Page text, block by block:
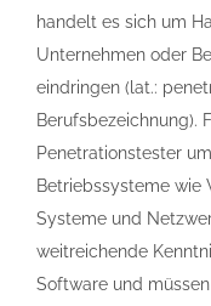
handelt es sich um
Unternehmen oder
eindringen (lat.:
Berufsbezeichnung).
Penetrationstester
Betriebssysteme wie
Systeme und
weitreichende
Software und